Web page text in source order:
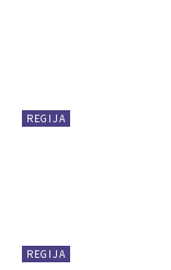
REGIJA
REGIJA